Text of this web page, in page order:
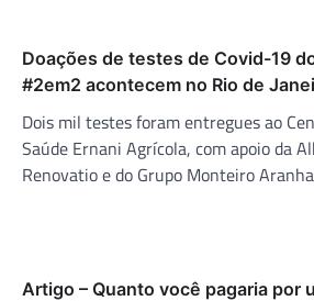
Doações de testes de Covid-19
#2em2 acontecem no Rio de
Dois mil testes foram entregues ao
Saúde Ernani Agrícola, com apoio da
Renovatio e do Grupo Monteiro
Artigo – Quanto você pagaria por